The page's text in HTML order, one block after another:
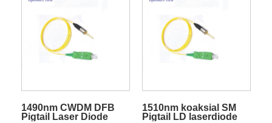
1490nm CWDM DFB
Pigtail Laser Diode
1510nm koaksial SM
Pigtail LD laserdiode